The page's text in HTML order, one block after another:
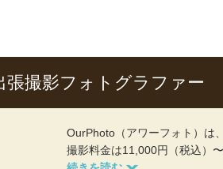
張撮影フォトグラファー
OurPhoto（アワーフォト）は
撮影料金は11,000円（税込）